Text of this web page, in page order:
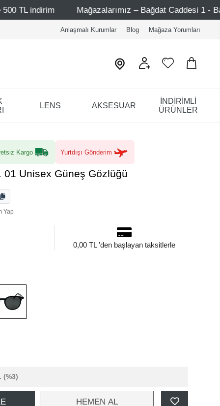
Mağazalarımız – Bağdat Caddesi 1 - Bağdat Caddesi 2
Anlaşmalı Kurumlar Blog Mağaza Yorumları
LENS AKSESUAR
İNDİRİMLİ
ÜRÜNLER
Kargo Yurtdışı Gönderim
01 Unisex Güneş Gözlüğü
Yap
0,00 TL 'den başlayan taksitlerle
(%3)
HEMEN AL